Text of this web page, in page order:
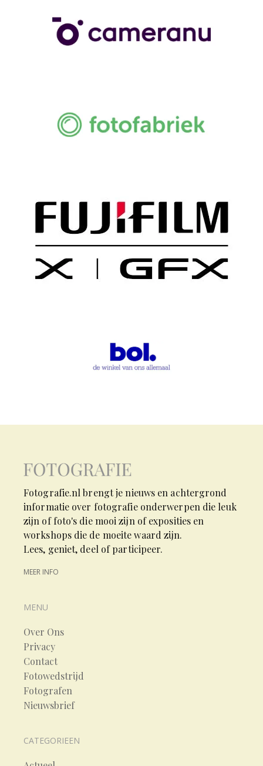
Fotografie.nl brengt je nieuws en achtergrond
informatie over fotografie onderwerpen die leuk
zijn of foto's die mooi zijn of exposities en
workshops die de moeite waard zijn.
Lees, geniet, deel of participeer.
MEER INFO
MENU
Over Ons
Privacy
Contact
Fotowedstrijd
Fotografen
Nieuwsbrief
CATEGORIEEN